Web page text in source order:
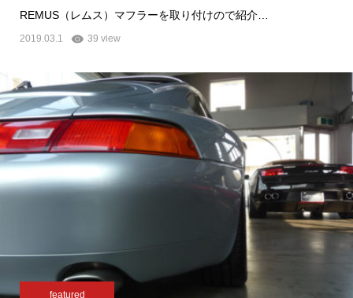
REMUS（レムス）マフラーを取り付けので紹介…
2019.03.1 39 view
featured